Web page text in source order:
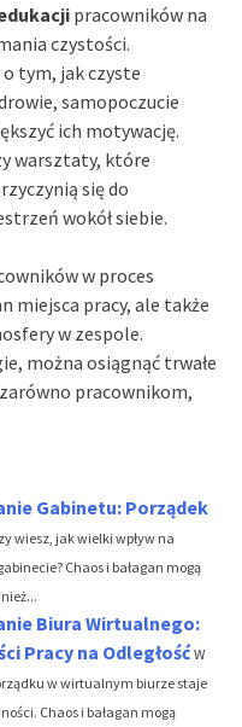
pracowników na
czystości.
tym, jak czyste
samopoczucie
ich motywację.
warsztaty, które
się do
wokół siebie.
w proces
miejsca pracy, ale także
w zespole.
można osiągnąć trwałe
pracownikom,
Gabinetu: Porządek
wiesz, jak wielki wpływ na
Chaos i bałagan mogą
Biura Wirtualnego:
Pracy na Odległość W
w wirtualnym biurze staje
Chaos i bałagan mogą